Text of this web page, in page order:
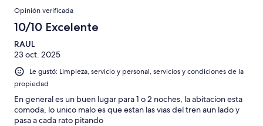
Opinión verificada
10/10 Excelente
RAUL
23 oct. 2025
Le gustó: Limpieza, servicio y personal, servicios y condiciones de la
propiedad
En general es un buen lugar para 1 o 2 noches, la abitacion esta
comoda, lo unico malo es que estan las vias del tren aun lado y
pasa a cada rato pitando